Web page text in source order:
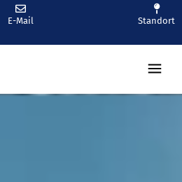
E-Mail Standort